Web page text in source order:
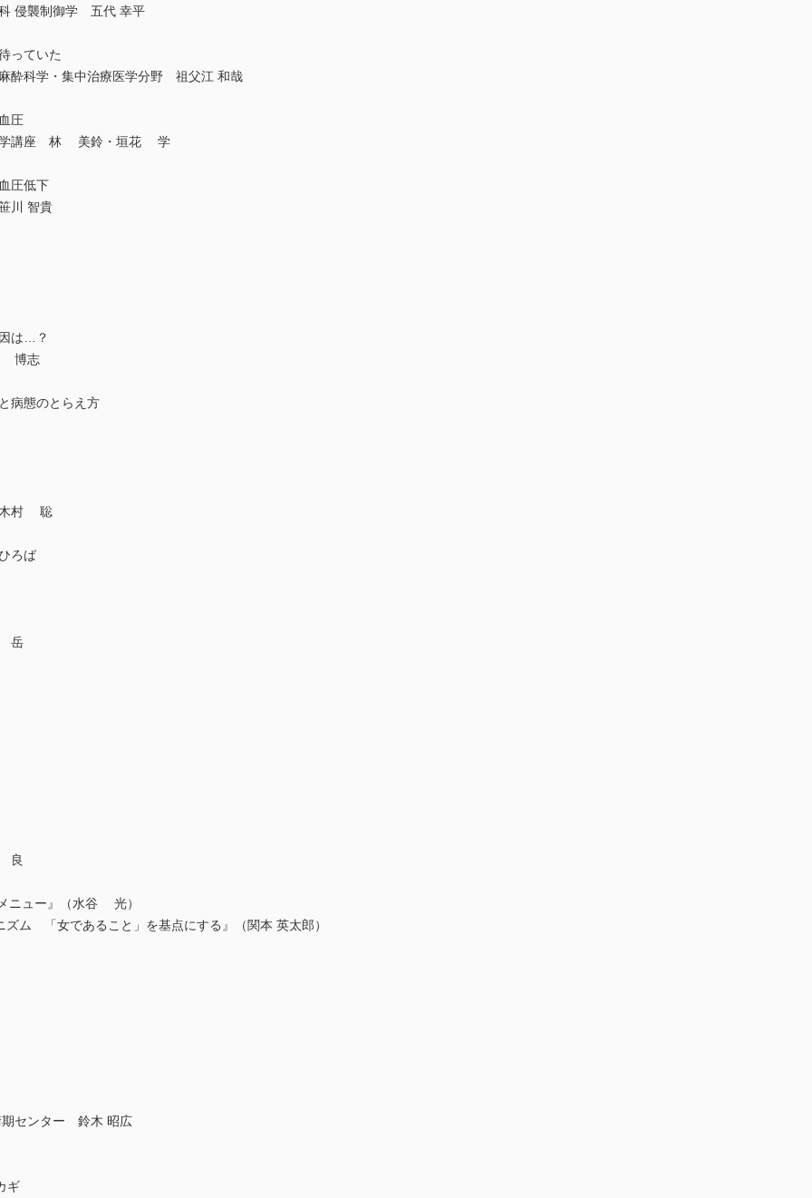
侵襲制御学 五代 幸平
っていた
酔科学・集中治療医学分野 祖父江 和哉
圧
学講座 林 美鈴・垣花 学
圧低下
川 智貴
は…？
博志
病態のとらえ方
木村 聡
ろば
岳
良
ニュー』（水谷 光）
ム 「女であること」を基点にする』（関本 英太郎）
期センター 鈴木 昭広
ギ